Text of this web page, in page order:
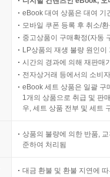
eBook 대여 상품은 대여 기
모바일 쿠폰 등록 후 취소/
중고상품이 구매확정(자동
LP상품의 재생 불량 원인
시간의 경과에 의해 재판매
전자상거래 등에서의 소비
eBook 세트 상품은 일괄 구
1개의 상품으로 취급 및 판
우, 세트 상품 전부 및 세트
상품의 불량에 의한 반품,
준하여 처리됨
대금 환불 및 환불 지연에